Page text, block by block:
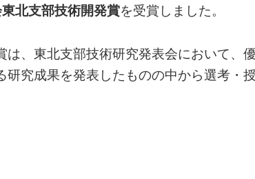
北支部技術開発賞を受賞しました。
は、東北支部技術研究発表会において、
研究成果を発表したものの中から選考・